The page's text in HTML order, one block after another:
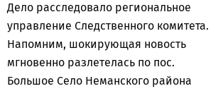
Дело расследовало региональное
управление Следственного комитета.
Напомним, шокирующая новость
мгновенно разлетелась по пос.
Большое Село Неманского района